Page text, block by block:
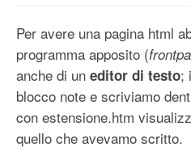
Per avere una pagina html
programma apposito (
anche di un editor di testo;
blocco note e scriviamo
con estensione.htm
quello che avevamo scritto.